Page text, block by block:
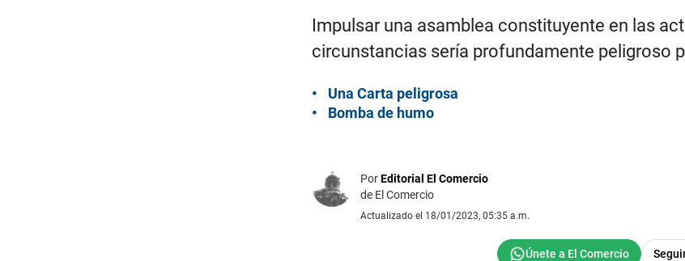
Impulsar una asamblea constituyente en las
circunstancias sería profundamente peligroso
Una Carta peligrosa
Bomba de humo
PorEditorial El Comercio
de El Comercio
Actualizado el 18/01/2023, 05:35 a.m.